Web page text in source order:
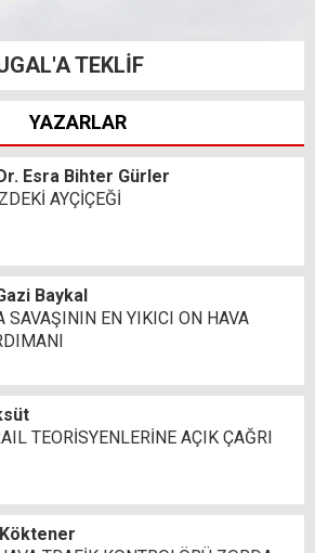
TEKLİF
YAZARLAR
Esra Bihter Gürler
AYÇİÇEĞİ
Baykal
SAVAŞININ EN YIKICI ON HAVA
TEORİSYENLERİNE AÇIK ÇAĞRI